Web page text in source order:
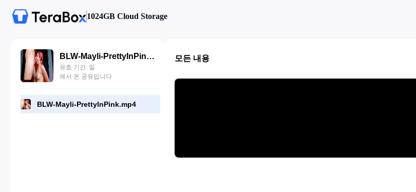
1024GB Cloud Storage
BLW-Mayli-PrettyInPink.mp4
유효 기간: 일
에서 온 공유입니다
BLW-Mayli-PrettyInPink.mp4
모든 내용